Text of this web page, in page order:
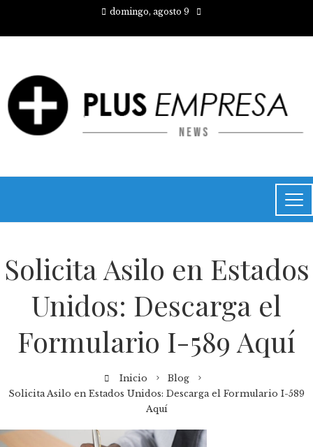
domingo, agosto 9
Solicita Asilo en Estados
Unidos: Descarga el
Formulario I-589 Aquí
Inicio
Blog
Solicita Asilo en Estados Unidos: Descarga el Formulario I-589
Aquí